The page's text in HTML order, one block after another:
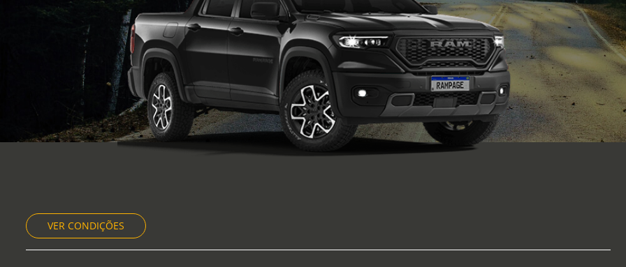
VER CONDIÇÕES